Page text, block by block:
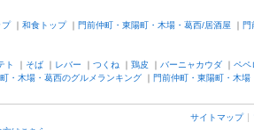
プ｜ 和食トップ｜ 門前仲町・東陽町・木場・葛西/居酒屋 ｜ 門
ト ｜ そば ｜ レバー ｜ つくね ｜ 鶏皮 ｜ バーニャカウダ ｜ ペペ
・木場・葛西のグルメランキング ｜ 門前仲町・東陽町・木
サイトマップ